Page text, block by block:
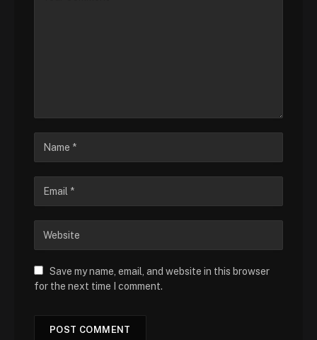
Save my name, email, and website in this browser
for the next time I comment.